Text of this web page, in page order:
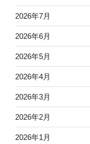
2026年7月
2026年6月
2026年5月
2026年4月
2026年3月
2026年2月
2026年1月